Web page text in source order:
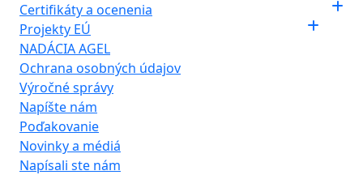
Certifikáty a ocenenia
Projekty EÚ
NADÁCIA AGEL
Ochrana osobných údajov
Výročné správy
Napíšte nám
Poďakovanie
Novinky a médiá
Napísali ste nám